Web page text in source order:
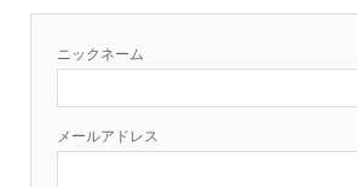
ニックネーム
メールアドレス